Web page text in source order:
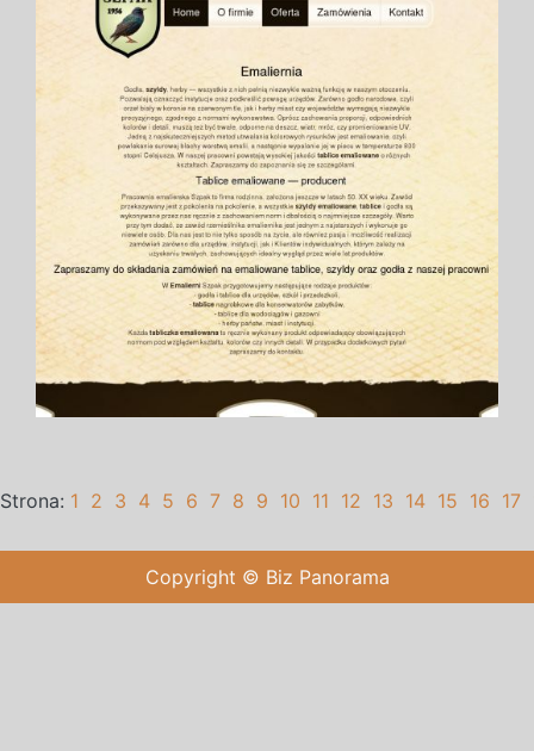
Strona: 1 2 3 4 5 6 7 8 9 10 11 12 13 14 15 16 17
Copyright © Biz Panorama